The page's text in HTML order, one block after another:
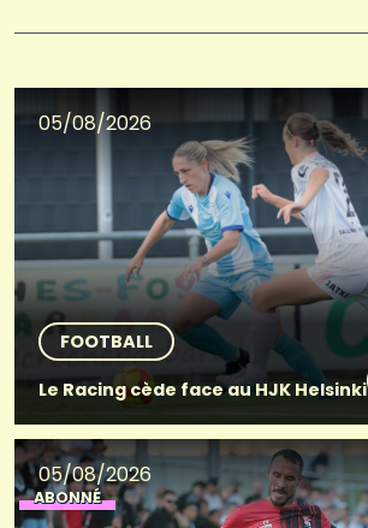
05/08/2026
FOOTBALL
Le Racing cède face au HJK Helsinki
05/08/2026
ABONNÉ